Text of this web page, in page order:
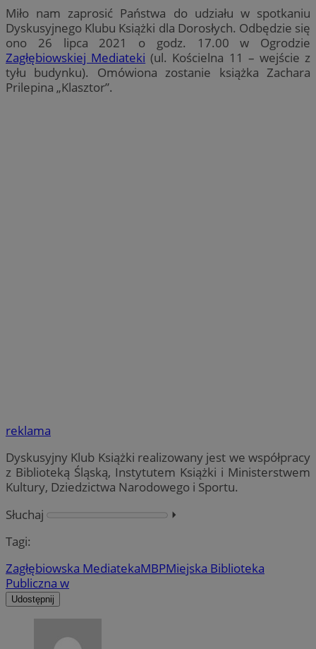
Miło nam zaprosić Państwa do udziału w spotkaniu
Dyskusyjnego Klubu Książki dla Dorosłych. Odbędzie się
ono 26 lipca 2021 o godz. 17.00 w Ogrodzie
Zagłębiowskiej Mediateki (ul. Kościelna 11 – wejście z
tyłu budynku). Omówiona zostanie książka Zachara
Prilepina „Klasztor”.
reklama
Dyskusyjny Klub Książki realizowany jest we współpracy
z Biblioteką Śląską, Instytutem Książki i Ministerstwem
Kultury, Dziedzictwa Narodowego i Sportu.
Słuchaj
⏵︎
Tagi:
Zagłębiowska MediatekaMBPMiejska Biblioteka
Publiczna w
Udostępnij